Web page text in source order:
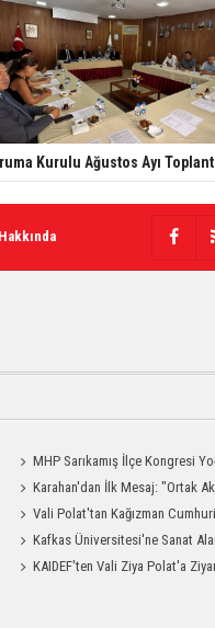
Kurulu Ağustos Ayı
MHP Sarıkamış İlçe Kongresi
Katılımla Gerçekleştirildi
Karahan'dan İlk Mesaj: "Ortak
Dayanışmayla Çalışacağız"
Vali Polat'tan Kağızman
Eravcı'ya Ziyaret
Kafkas Üniversitesi'ne Sanat
GururKAIDEF'ten Vali Ziya Polat'a